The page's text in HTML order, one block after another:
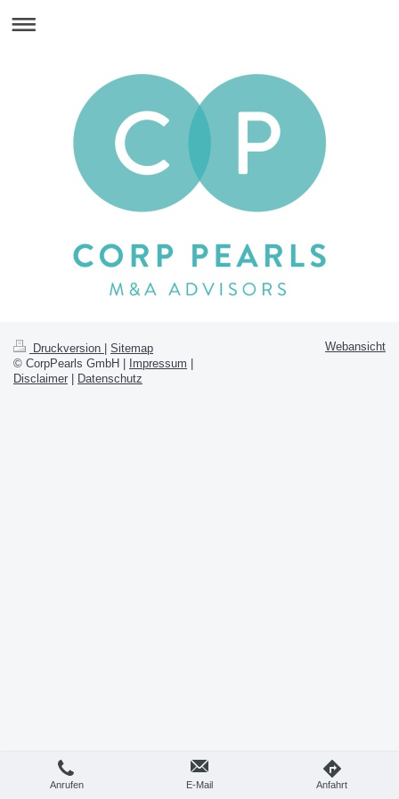
Druckversion
Sitemap
© CorpPearls GmbH |
Impressum
Disclaimer
Datenschutz
Webansicht
Anrufen E-Mail Anfahrt